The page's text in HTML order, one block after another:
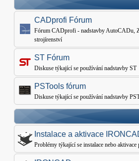
CADprofi Fórum
Fórum CADprofi - nadstavby AutoCADu,
strojírenství
ST Fórum
Diskuse týkající se používání nadstavby ST
PSTools fórum
Diskuse týkající se používání nadstavby
Instalace a aktivace
Problémy týkající se instalace nebo